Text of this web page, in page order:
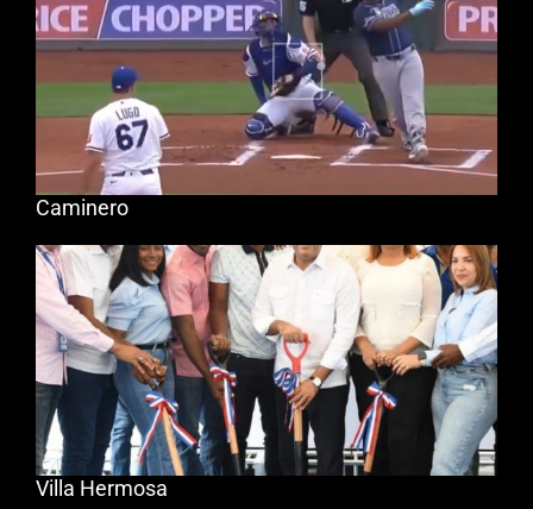
Caminero
Villa Hermosa